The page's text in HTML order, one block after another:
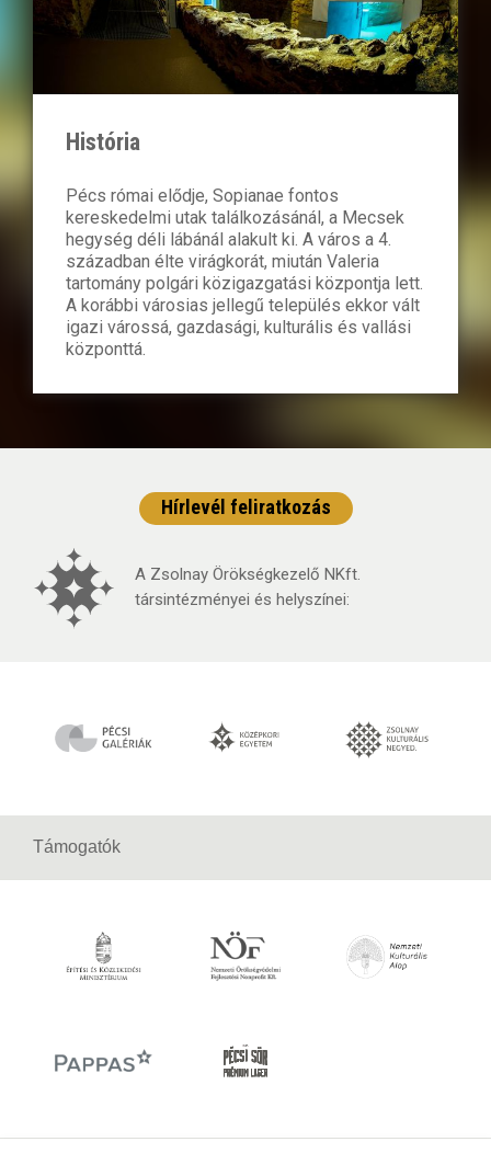
História
Pécs római elődje, Sopianae fontos
kereskedelmi utak találkozásánál, a Mecsek
hegység déli lábánál alakult ki. A város a 4.
században élte virágkorát, miután Valeria
tartomány polgári közigazgatási központja lett.
A korábbi városias jellegű település ekkor vált
igazi várossá, gazdasági, kulturális és vallási
központtá.
Hírlevél feliratkozás
A Zsolnay Örökségkezelő NKft.
társintézményei és helyszínei:
Támogatók